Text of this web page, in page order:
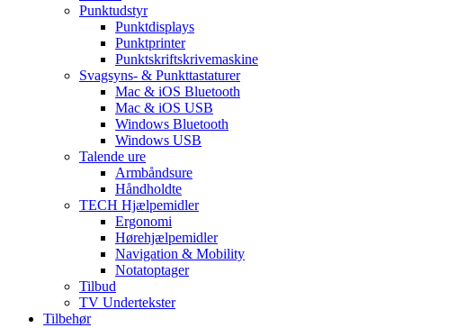
Punktudstyr
Punktdisplays
Punktprinter
Punktskriftskrivemaskine
Svagsyns- & Punkttastaturer
Mac & iOS Bluetooth
Mac & iOS USB
Windows Bluetooth
Windows USB
Talende ure
Armbåndsure
Håndholdte
TECH Hjælpemidler
Ergonomi
Hørehjælpemidler
Navigation & Mobility
Notatoptager
Tilbud
TV Undertekster
Tilbehør